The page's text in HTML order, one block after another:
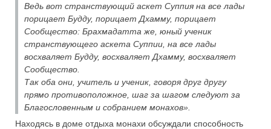
Ведь вот странствующий аскет Суппия на все лады
порицает Будду, порицает Дхамму, порицает
Сообщество: Брахмадатта же, юный ученик
странствующего аскета Суппии, на все лады
восхваляет Будду, восхваляет Дхамму, восхваляет
Сообщество.
Так оба они, учитель и ученик, говоря друг другу
прямо противоположное, шаг за шагом следуют за
Благословенным и собранием монахов».
Находясь в доме отдыха монахи обсуждали способность